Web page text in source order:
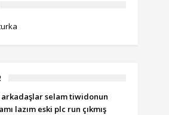
arkadaşlar selam tiwidonun
lazım eski plc run çıkmış